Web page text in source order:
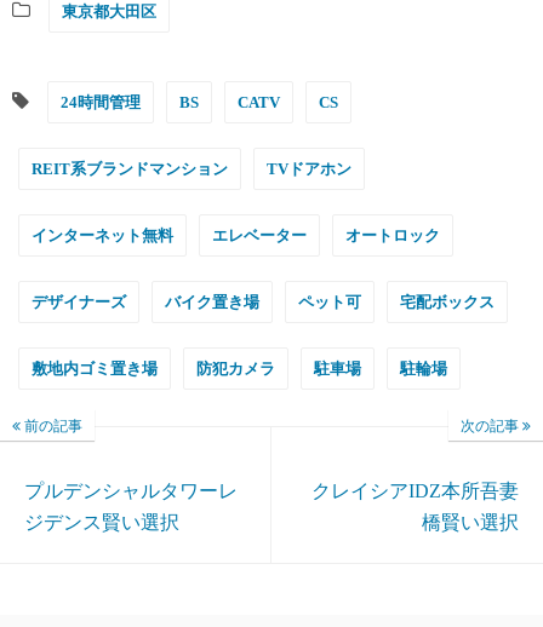
東京都大田区
24時間管理 BS CATV CS
REIT系ブランドマンション TVドアホン
インターネット無料 エレベーター オートロック
デザイナーズ バイク置き場 ペット可 宅配ボックス
敷地内ゴミ置き場 防犯カメラ 駐車場 駐輪場
前の記事
プルデンシャルタワーレ
ジデンス賢い選択
次の記事
クレイシアIDZ本所吾妻
橋賢い選択